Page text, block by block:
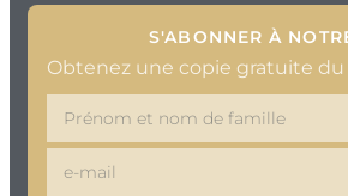
S'ABONNER À
Obtenez une copie gratuite du